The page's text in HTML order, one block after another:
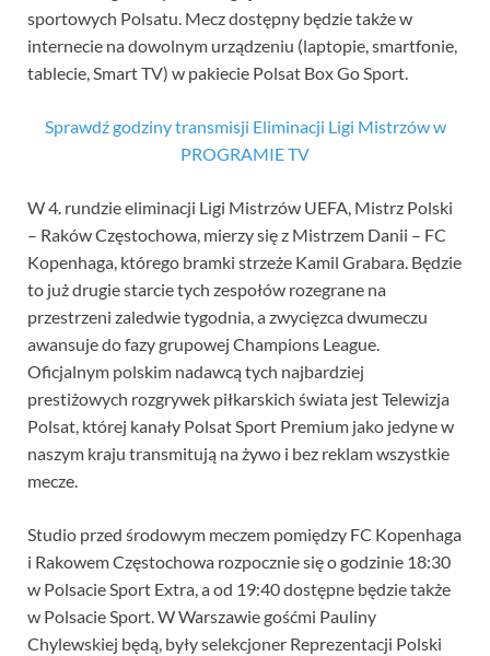
sportowych Polsatu. Mecz dostępny będzie także w
internecie na dowolnym urządzeniu (laptopie, smartfonie,
tablecie, Smart TV) w pakiecie Polsat Box Go Sport.
Sprawdź godziny transmisji Eliminacji Ligi Mistrzów w
PROGRAMIE TV
W 4. rundzie eliminacji Ligi Mistrzów UEFA, Mistrz Polski
– Raków Częstochowa, mierzy się z Mistrzem Danii – FC
Kopenhaga, którego bramki strzeże Kamil Grabara. Będzie
to już drugie starcie tych zespołów rozegrane na
przestrzeni zaledwie tygodnia, a zwycięzca dwumeczu
awansuje do fazy grupowej Champions League.
Oficjalnym polskim nadawcą tych najbardziej
prestiżowych rozgrywek piłkarskich świata jest Telewizja
Polsat, której kanały Polsat Sport Premium jako jedyne w
naszym kraju transmitują na żywo i bez reklam wszystkie
mecze.
Studio przed środowym meczem pomiędzy FC Kopenhaga
i Rakowem Częstochowa rozpocznie się o godzinie 18:30
w Polsacie Sport Extra, a od 19:40 dostępne będzie także
w Polsacie Sport. W Warszawie gośćmi Pauliny
Chylewskiej będą, były selekcjoner Reprezentacji Polski